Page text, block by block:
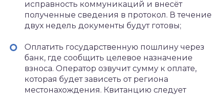
исправность коммуникаций и внесёт
полученные сведения в протокол. В течение
двух недель документы будут готовы;
Оплатить государственную пошлину через
банк, где сообщить целевое назначение
взноса. Оператор озвучит сумму к оплате,
которая будет зависеть от региона
местонахождения. Квитанцию следует